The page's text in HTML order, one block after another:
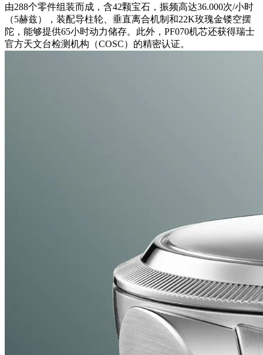
由288个零件组装而成，含42颗宝石，振频高达36.000次/小时
（5赫兹），装配导柱轮、垂直离合机制和22K玫瑰金镂空摆
陀，能够提供65小时动力储存。此外，PF070机芯还获得瑞士
官方天文台检测机构（COSC）的精密认证。